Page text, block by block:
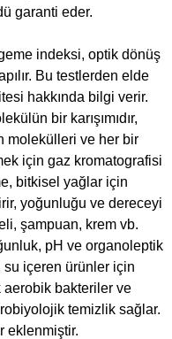
garanti eder.
indeksi, optik dönüş
Bu testlerden elde
hakkında bilgi verir.
bir karışımıdır,
molekülleri ve her bir
için gaz kromatografisi
bitkisel yağlar için
yoğunluğu ve dereceyi
şampuan, krem ​​vb.
pH ve organoleptik
su içeren ürünler için
aerobik bakteriler ve
temizlik sağlar.
eklenmiştir.